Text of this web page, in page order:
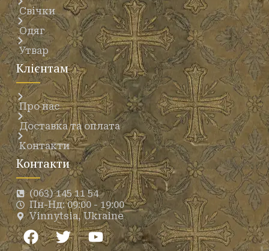
Свічки
Одяг
Утвар
Клієнтам
Про нас
Доставка та оплата
Контакти
Контакти
(063) 145 11 54
Пн-Нд: 09:00 - 19:00
Vinnytsia, Ukraine